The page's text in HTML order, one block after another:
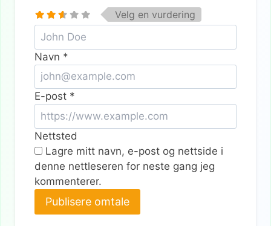
Velg en vurdering
Navn *
E-post *
Nettsted
Lagre mitt navn, e-post og nettside i
denne nettleseren for neste gang jeg
kommenterer.